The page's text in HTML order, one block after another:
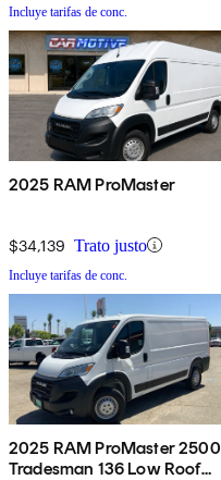
Incluye tarifas de conc.
2025 RAM ProMaster
$34,139 Trato justo
Incluye tarifas de conc.
2025 RAM ProMaster 2500
Tradesman 136 Low Roof